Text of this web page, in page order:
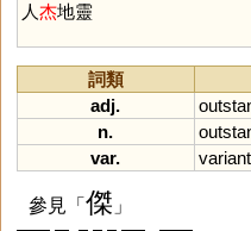
人杰地靈
詞類
adj.
n.
var.
variant
參見「 傑 」